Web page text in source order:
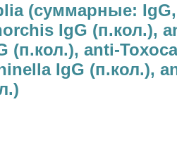
(cуммарные:
IgG (п.кол.),
(п.кол.), anti-
IgG (п.кол.),